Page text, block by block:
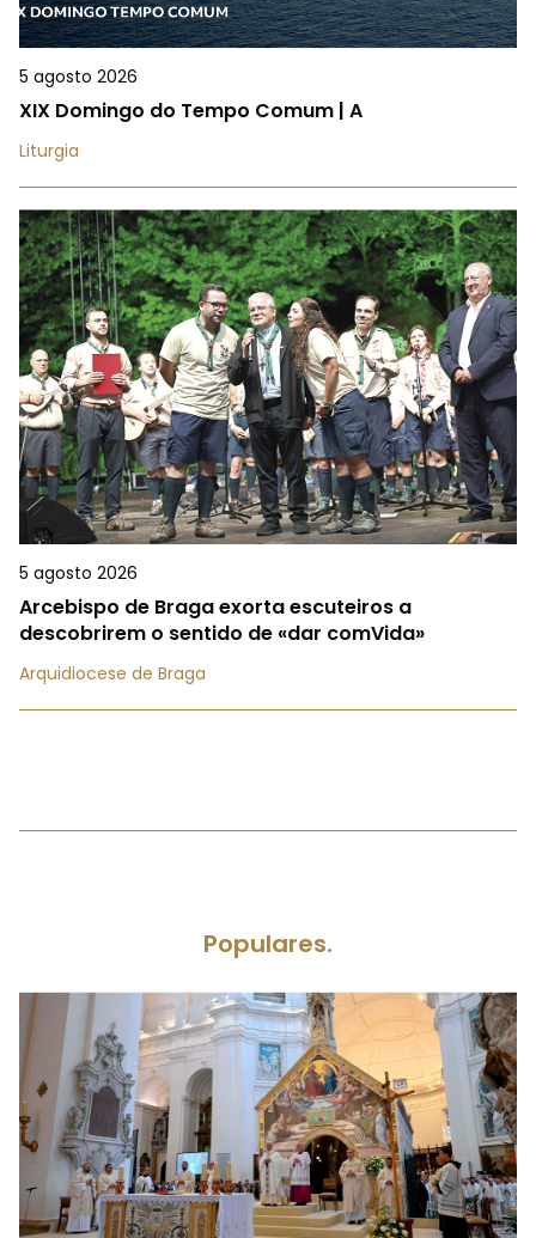
5 agosto 2026
XIX Domingo do Tempo Comum | A
Liturgia
5 agosto 2026
Arcebispo de Braga exorta escuteiros a
descobrirem o sentido de «dar comVida»
Arquidiocese de Braga
Populares.